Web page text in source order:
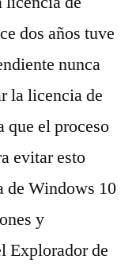
dos años tuve
nunca
la licencia de
que el proceso
evitar esto
de Windows 10
y
Explorador de